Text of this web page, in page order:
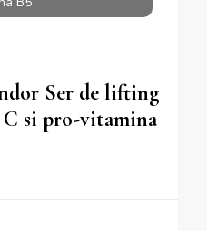
Ser de lifting
si pro-vitamina